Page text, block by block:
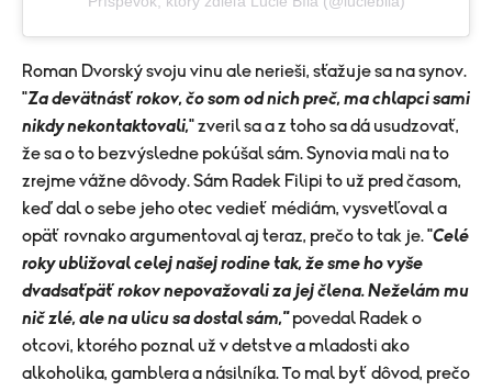
Roman Dvorský svoju vinu ale nerieši, sťažuje sa na synov.
"Za devätnásť rokov, čo som od nich preč, ma chlapci sami
nikdy nekontaktovali," zveril sa a z toho sa dá usudzovať,
že sa o to bezvýsledne pokúšal sám. Synovia mali na to
zrejme vážne dôvody. Sám Radek Filipi to už pred časom,
keď dal o sebe jeho otec vedieť médiám, vysvetľoval a
opäť rovnako argumentoval aj teraz, prečo to tak je. "Celé
roky ubližoval celej našej rodine tak, že sme ho vyše
dvadsaťpäť rokov nepovažovali za jej člena. Neželám mu
nič zlé, ale na ulicu sa dostal sám,"povedal Radek o
otcovi, ktorého poznal už v detstve a mladosti ako
alkoholika, gamblera a násilníka. To mal byť dôvod, prečo